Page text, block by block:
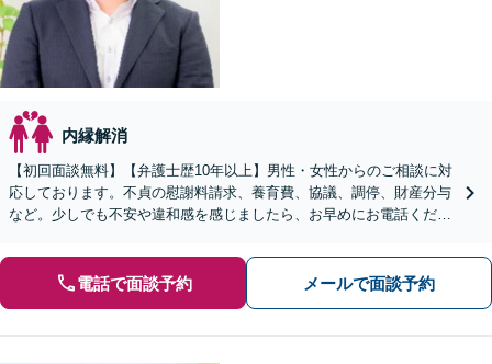
内縁解消
【初回面談無料】【弁護士歴10年以上】男性・女性からのご相談に対
応しております。不貞の慰謝料請求、養育費、協議、調停、財産分与
など。少しでも不安や違和感を感じましたら、お早めにお電話くださ
電話で面談予約 メールで面談予約